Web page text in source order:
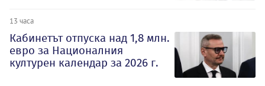
13 часа
Кабинетът отпуска над 1,8 млн.
евро за Националния
културен календар за 2026 г.